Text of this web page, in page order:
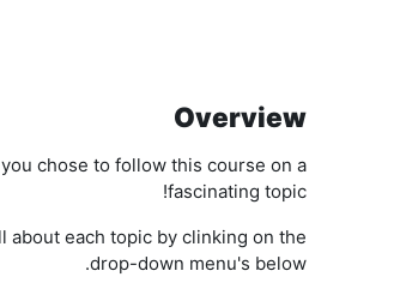
Overview
chose to follow this course on a
fascinating topic!
about each topic by clinking on the
drop-down menu's below.